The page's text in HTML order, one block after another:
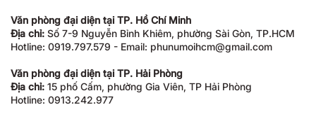
Văn phòng đại diện tại TP. Hồ Chí Minh
Địa chỉ: Số 7-9 Nguyễn Bỉnh Khiêm, phường Sài Gòn, TP.HCM
Hotline: 0919.797.579 - Email: phunumoihcm@gmail.com
Văn phòng đại diện tại TP. Hải Phòng
Địa chỉ: 15 phố Cấm, phường Gia Viên, TP Hải Phòng
Hotline: 0913.242.977